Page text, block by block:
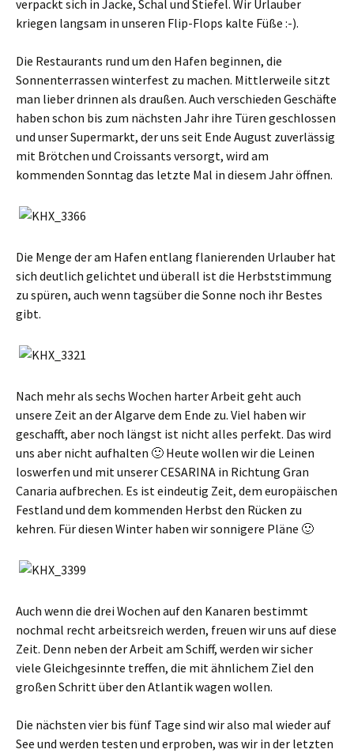
verpackt sich in Jacke, Schal und Stiefel. Wir Urlauber
kriegen langsam in unseren Flip-Flops kalte Füße :-).
Die Restaurants rund um den Hafen beginnen, die
Sonnenterrassen winterfest zu machen. Mittlerweile sitzt
man lieber drinnen als draußen. Auch verschieden Geschäfte
haben schon bis zum nächsten Jahr ihre Türen geschlossen
und unser Supermarkt, der uns seit Ende August zuverlässig
mit Brötchen und Croissants versorgt, wird am
kommenden Sonntag das letzte Mal in diesem Jahr öffnen.
Die Menge der am Hafen entlang flanierenden Urlauber hat
sich deutlich gelichtet und überall ist die Herbststimmung
zu spüren, auch wenn tagsüber die Sonne noch ihr Bestes
gibt.
Nach mehr als sechs Wochen harter Arbeit geht auch
unsere Zeit an der Algarve dem Ende zu. Viel haben wir
geschafft, aber noch längst ist nicht alles perfekt. Das wird
uns aber nicht aufhalten 🙂 Heute wollen wir die Leinen
loswerfen und mit unserer CESARINA in Richtung Gran
Canaria aufbrechen. Es ist eindeutig Zeit, dem europäischen
Festland und dem kommenden Herbst den Rücken zu
kehren. Für diesen Winter haben wir sonnigere Pläne 🙂
Auch wenn die drei Wochen auf den Kanaren bestimmt
nochmal recht arbeitsreich werden, freuen wir uns auf diese
Zeit. Denn neben der Arbeit am Schiff, werden wir sicher
viele Gleichgesinnte treffen, die mit ähnlichem Ziel den
großen Schritt über den Atlantik wagen wollen.
Die nächsten vier bis fünf Tage sind wir also mal wieder auf
See und werden testen und erproben, was wir in der letzten